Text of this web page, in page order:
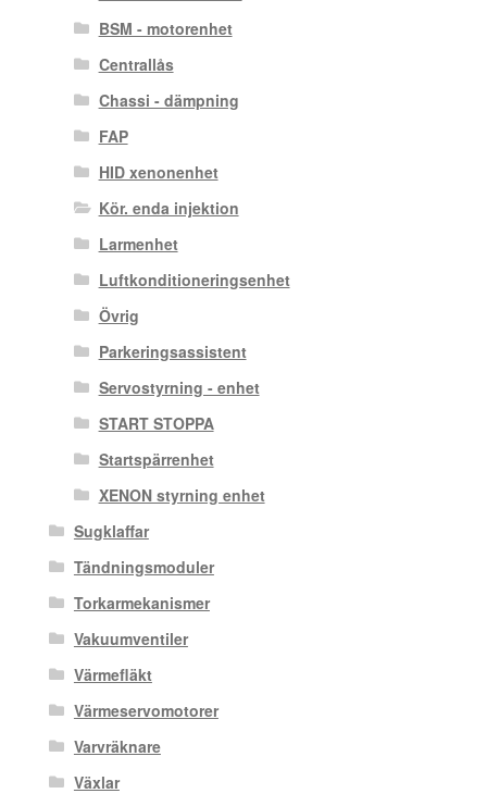
BSM - motorenhet
Centrallås
Chassi - dämpning
FAP
HID xenonenhet
Kör. enda injektion
Larmenhet
Luftkonditioneringsenhet
Övrig
Parkeringsassistent
Servostyrning - enhet
START STOPPA
Startspärrenhet
XENON styrning enhet
Sugklaffar
Tändningsmoduler
Torkarmekanismer
Vakuumventiler
Värmefläkt
Värmeservomotorer
Varvräknare
Växlar